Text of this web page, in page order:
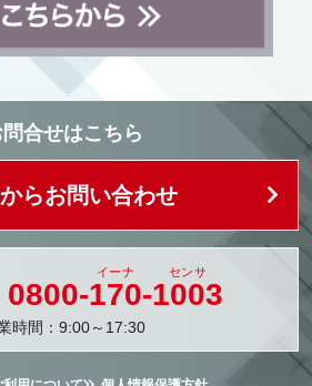
問合せはこちら
らお問い合わせ
0800-170-1003
時間：9:00～17:30